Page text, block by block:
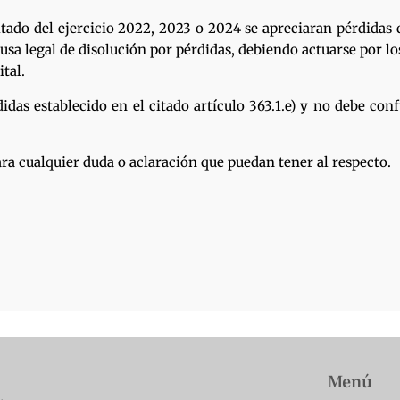
del ejercicio 2022, 2023 o 2024 se apreciaran
legal de disolución por pérdidas, debiendo actuarse por
establecido en el citado artículo 363.1.e) y no debe
cualquier duda o aclaración que puedan tener al respecto.
Menú